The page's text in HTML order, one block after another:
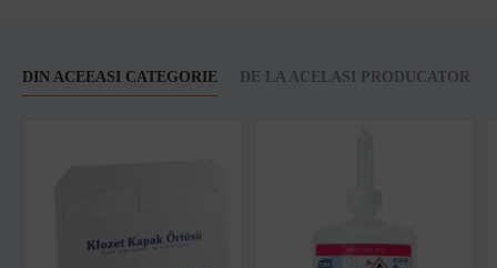
DIN ACEEASI CATEGORIE DE LA ACELASI PRODUCATOR